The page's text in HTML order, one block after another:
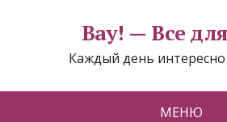
Вау! — Все
Каждый день
МЕНЮ